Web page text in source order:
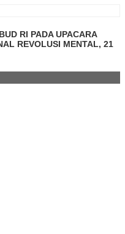
RI PADA UPACARA
REVOLUSI MENTAL, 21